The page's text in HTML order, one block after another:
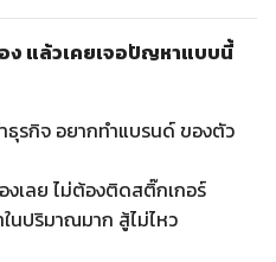
แล้วเคยเจอปัญหาแบบนี้
ธุรกิจ อยากทำแบรนด์ ของตัว
เลย ไม่ต้องติดสติ๊กเกอร์
นปริมาณมาก สู้ไม่ไหว